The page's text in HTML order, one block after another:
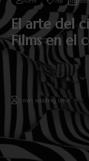
El arte del
Films en el
2 min reading time